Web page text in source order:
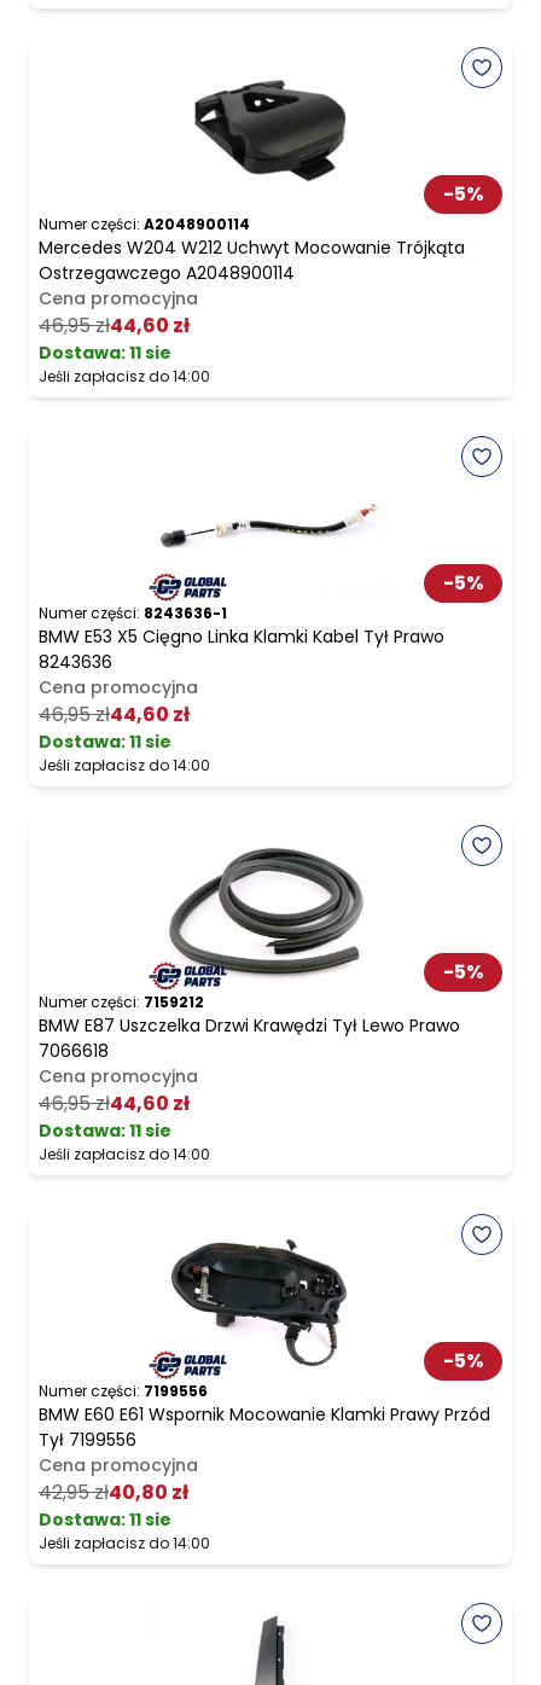
-5%
Numer części: A2048900114
Mercedes W204 W212 Uchwyt Mocowanie Trójkąta
Ostrzegawczego A2048900114
Cena promocyjna
46,95 zł44,60 zł
Dostawa:11 sie
Jeśli zapłacisz do 14:00
-5%
Numer części: 8243636-1
BMW E53 X5 Cięgno Linka Klamki Kabel Tył Prawo
8243636
Cena promocyjna
46,95 zł44,60 zł
Dostawa:11 sie
Jeśli zapłacisz do 14:00
-5%
Numer części: 7159212
BMW E87 Uszczelka Drzwi Krawędzi Tył Lewo Prawo
7066618
Cena promocyjna
46,95 zł44,60 zł
Dostawa:11 sie
Jeśli zapłacisz do 14:00
-5%
Numer części: 7199556
BMW E60 E61 Wspornik Mocowanie Klamki Prawy Przód
Tył 7199556
Cena promocyjna
42,95 zł40,80 zł
Dostawa:11 sie
Jeśli zapłacisz do 14:00